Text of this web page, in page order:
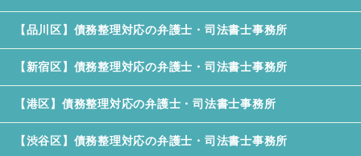
【品川区】債務整理対応の弁護士・司法書士事務所
【新宿区】債務整理対応の弁護士・司法書士事務所
【港区】債務整理対応の弁護士・司法書士事務所
【渋谷区】債務整理対応の弁護士・司法書士事務所